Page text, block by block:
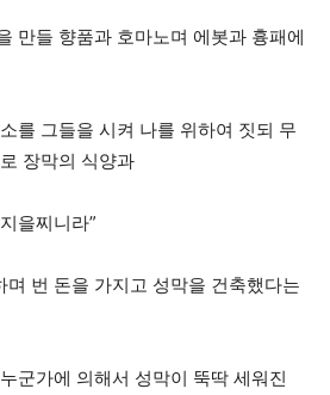
만들 향품과 호마노며 에봇과 흉패에
를 그들을 시켜 나를 위하여 짓되 무
장막의 식양과
을찌니라”
며 번 돈을 가지고 성막을 건축했다는
군가에 의해서 성막이 뚝딱 세워진